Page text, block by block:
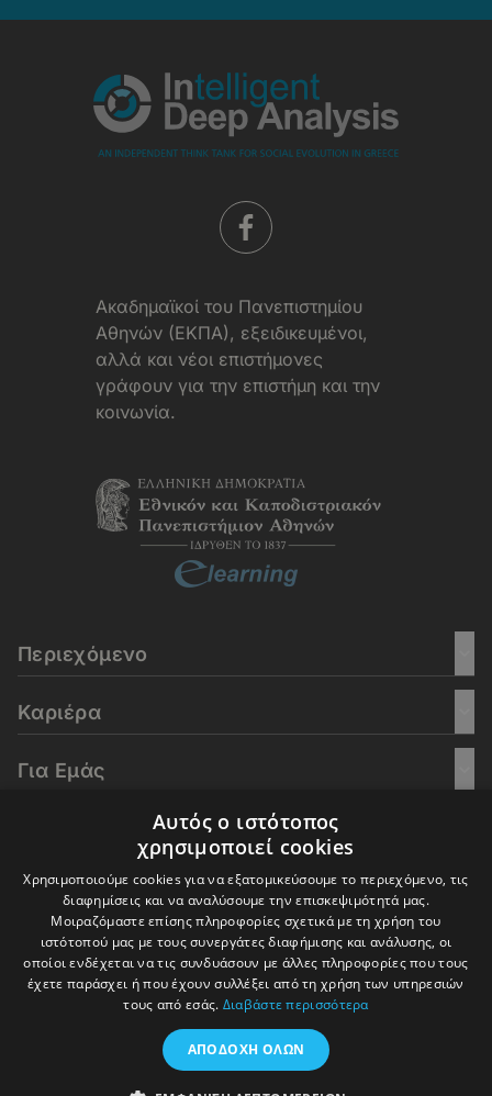
Aκαδημαϊκοί του Πανεπιστημίου
Αθηνών (ΕΚΠΑ), εξειδικευμένοι,
αλλά και νέοι επιστήμονες
γράφουν για την επιστήμη και την
κοινωνία.
Περιεχόμενο
Καριέρα
Για Εμάς
E-Learning
© 2016-2026 In Deep Analysis - All rights reserved.
Πολιτική Cookies Πολιτική Απορρήτου
Αυτός ο ιστότοπος
χρησιμοποιεί cookies
Χρησιμοποιούμε cookies για να εξατομικεύσουμε το περιεχόμενο, τις
διαφημίσεις και να αναλύσουμε την επισκεψιμότητά μας.
Μοιραζόμαστε επίσης πληροφορίες σχετικά με τη χρήση του
ιστότοπού μας με τους συνεργάτες διαφήμισης και ανάλυσης, οι
οποίοι ενδέχεται να τις συνδυάσουν με άλλες πληροφορίες που τους
έχετε παράσχει ή που έχουν συλλέξει από τη χρήση των υπηρεσιών
τους από εσάς. Διαβάστε περισσότερα
ΑΠΟΔΟΧΉ ΌΛΩΝ